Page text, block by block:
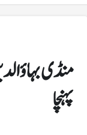
منڈی
پہنچا